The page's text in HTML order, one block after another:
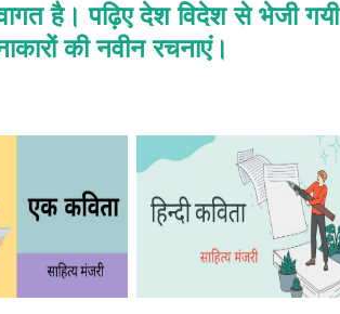
है। पढ़िए देश विदेश से भेजी गयी
की नवीन रचनाएं।